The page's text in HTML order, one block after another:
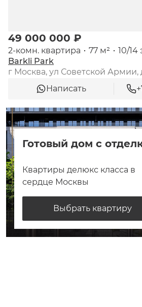
49 000 000 ₽
2-комн. квартира 77 м²
10/14
Barkli Park
г Москва, ул Советской Армии,
Написать
Готовый дом с
Квартиры делюкс класса в
сердце Москвы
Выбрать квартиру